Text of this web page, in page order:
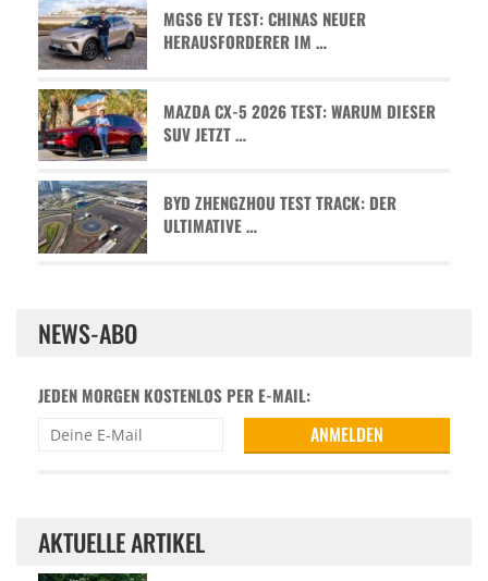
MGS6 EV TEST: CHINAS NEUER
HERAUSFORDERER IM …
MAZDA CX-5 2026 TEST: WARUM DIESER
SUV JETZT …
BYD ZHENGZHOU TEST TRACK: DER
ULTIMATIVE …
NEWS-ABO
JEDEN MORGEN KOSTENLOS PER E-MAIL:
AKTUELLE ARTIKEL